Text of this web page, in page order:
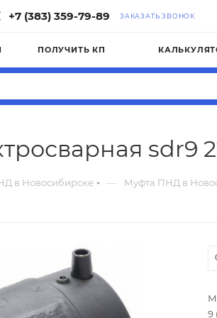
+7 (383) 359-79-89 ЗАКАЗАТЬ ЗВОНОК
ПОЛУЧИТЬ КП
sdr9
в Новосибирске — Муфта ПНД в
9